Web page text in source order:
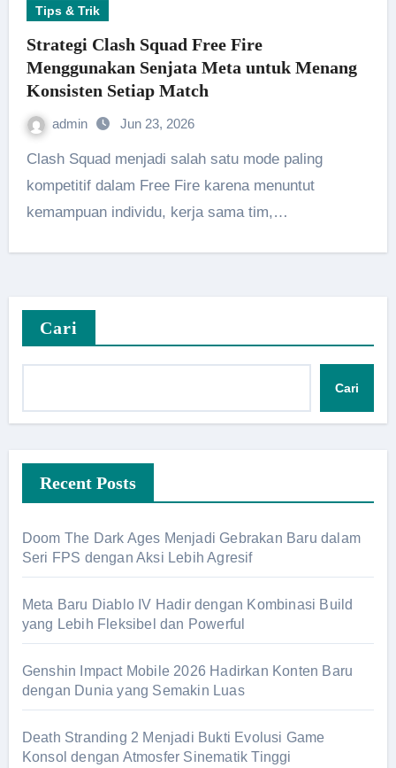
Tips & Trik
Strategi Clash Squad Free Fire
Menggunakan Senjata Meta untuk Menang
Konsisten Setiap Match
admin Jun 23, 2026
Clash Squad menjadi salah satu mode paling
kompetitif dalam Free Fire karena menuntut
kemampuan individu, kerja sama tim,…
Cari
Cari
Recent Posts
Doom The Dark Ages Menjadi Gebrakan Baru dalam
Seri FPS dengan Aksi Lebih Agresif
Meta Baru Diablo IV Hadir dengan Kombinasi Build
yang Lebih Fleksibel dan Powerful
Genshin Impact Mobile 2026 Hadirkan Konten Baru
dengan Dunia yang Semakin Luas
Death Stranding 2 Menjadi Bukti Evolusi Game
Konsol dengan Atmosfer Sinematik Tinggi